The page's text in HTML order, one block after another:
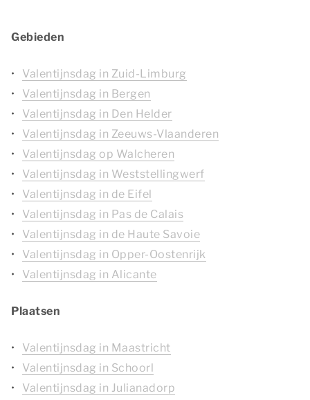
Gebieden
Valentijnsdag in Zuid-Limburg
Valentijnsdag in Bergen
Valentijnsdag in Den Helder
Valentijnsdag in Zeeuws-Vlaanderen
Valentijnsdag op Walcheren
Valentijnsdag in Weststellingwerf
Valentijnsdag in de Eifel
Valentijnsdag in Pas de Calais
Valentijnsdag in de Haute Savoie
Valentijnsdag in Opper-Oostenrijk
Valentijnsdag in Alicante
Plaatsen
Valentijnsdag in Maastricht
Valentijnsdag in Schoorl
Valentijnsdag in Julianadorp